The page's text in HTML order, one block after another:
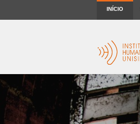
INÍCIO